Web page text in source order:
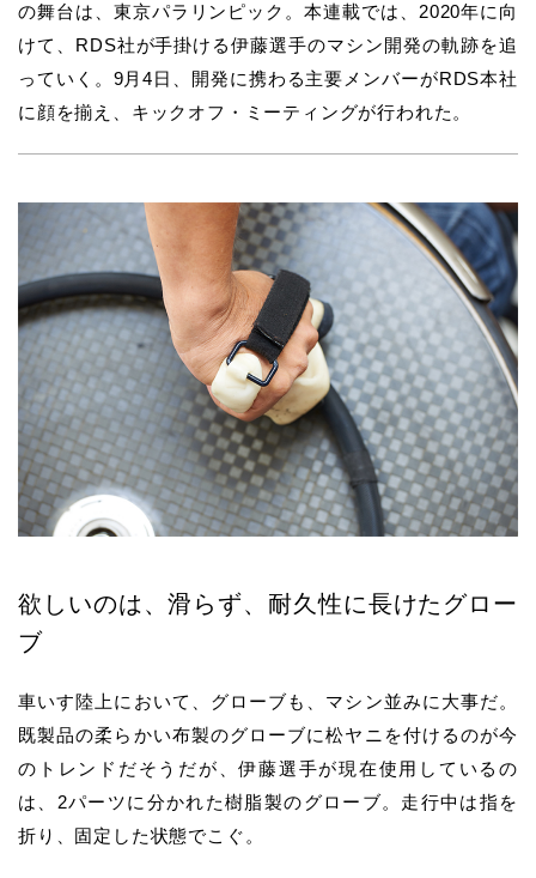
の舞台は、東京パラリンピック。本連載では、2020年に向
けて、RDS社が手掛ける伊藤選手のマシン開発の軌跡を追
っていく。9月4日、開発に携わる主要メンバーがRDS本社
に顔を揃え、キックオフ・ミーティングが行われた。
欲しいのは、滑らず、耐久性に長けたグロー
ブ
車いす陸上において、グローブも、マシン並みに大事だ。
既製品の柔らかい布製のグローブに松ヤニを付けるのが今
のトレンドだそうだが、伊藤選手が現在使用しているの
は、2パーツに分かれた樹脂製のグローブ。走行中は指を
折り、固定した状態でこぐ。